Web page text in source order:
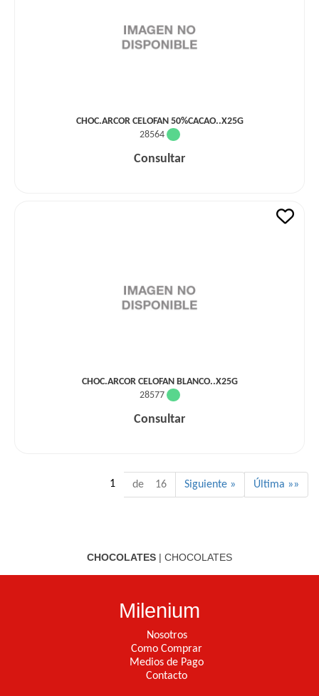
CHOC.ARCOR CELOFAN 50%CACAO..X25G
28564
Consultar
CHOC.ARCOR CELOFAN BLANCO..X25G
28577
Consultar
1 de 16 Siguiente » Última »»
CHOCOLATES | CHOCOLATES
Milenium
Nosotros
Como Comprar
Medios de Pago
Contacto